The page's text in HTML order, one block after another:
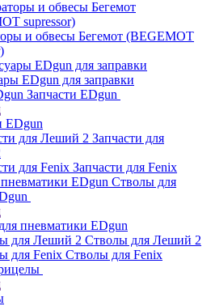
и обвесы Бегемот (BEGEMOT
EDgun для заправки
Запчасти EDgun
EDgun
Запчасти для
Запчасти для Fenix
Стволы для
пневматики EDgun
Стволы для Леший 2
Стволы для Fenix